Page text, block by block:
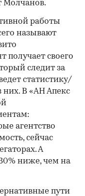
Молчанов.
работы
называют
своего
следит за
статистику/
них. В «АН Апекс
агентство
сейчас
А
ниже, чем на
пути